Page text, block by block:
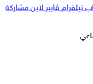
تيلقرام ڤايبر لاين مشاركة